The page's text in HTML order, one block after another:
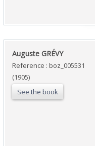
‎Auguste GRÉVY‎
Reference : boz_005531
(1905)
See the book